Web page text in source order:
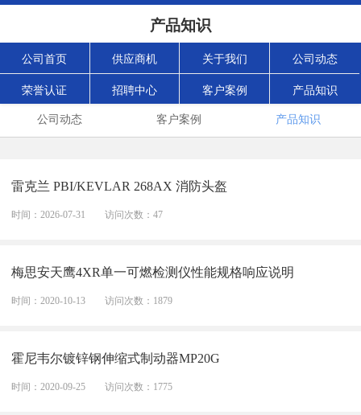
产品知识
公司首页 供应商机 关于我们 公司动态
荣誉认证 招聘中心 客户案例 产品知识
公司动态 客户案例 产品知识
雷克兰 PBI/KEVLAR 268AX 消防头盔
时间：2026-07-31 访问次数：47
梅思安天鹰4XR单一可燃检测仪性能规格响应说明
时间：2020-10-13 访问次数：1879
霍尼韦尔镀锌钢伸缩式制动器MP20G
时间：2020-09-25 访问次数：1775